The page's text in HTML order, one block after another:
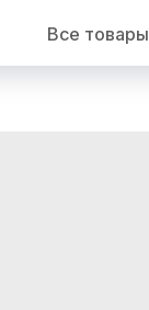
Все товары